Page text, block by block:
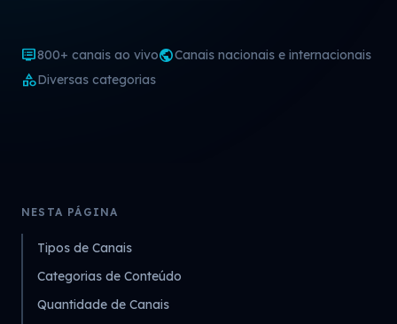
dvr800+ canais ao vivopublicCanais nacionais e internacionais
categoryDiversas categorias
NESTA PÁGINA
Tipos de Canais
Categorias de Conteúdo
Quantidade de Canais